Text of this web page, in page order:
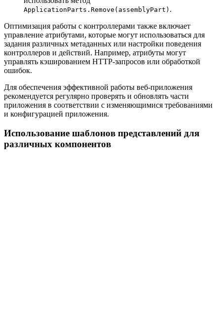
ApplicationParts.Remove(assemblyPart) .
Оптимизация работы с контроллерами также включает
управление атрибутами, которые могут использоваться для
задания различных метаданных или настройки поведения
контроллеров и действий. Например, атрибуты могут
управлять кэшированием HTTP-запросов или обработкой
ошибок.
Для обеспечения эффективной работы веб-приложения
рекомендуется регулярно проверять и обновлять части
приложения в соответствии с изменяющимися требованиями
и конфигурацией приложения.
Использование шаблонов представлений для
различных компонентов